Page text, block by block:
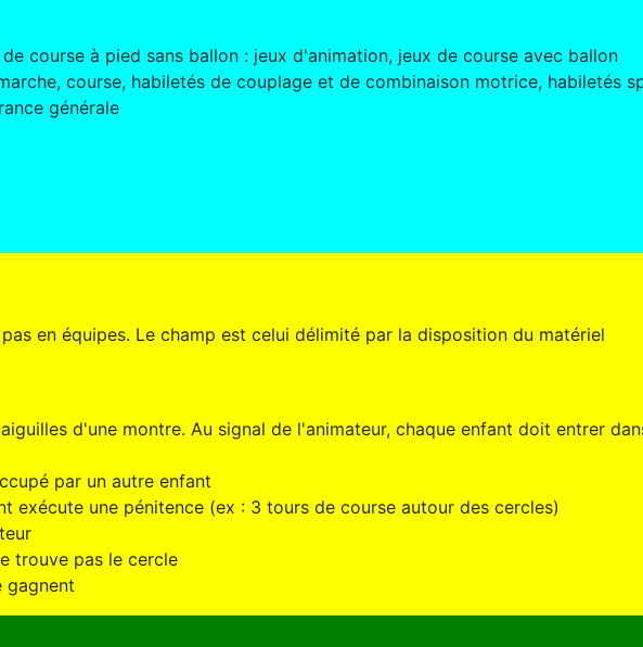
course à pied sans ballon : jeux d'animation, jeux de course avec ballon
course, habiletés de couplage et de combinaison motrice, habiletés
générale
en équipes. Le champ est celui délimité par la disposition du matériel
d'une montre. Au signal de l'animateur, chaque enfant doit entrer
par un autre enfant
exécute une pénitence (ex : 3 tours de course autour des cercles)
trouve pas le cercle
gagnent